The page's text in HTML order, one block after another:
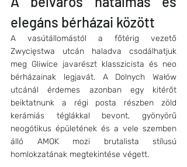
elegáns bérházai között
A vasútállomástól a főtérig vezető
Zwycięstwa utcán haladva csodálhatjuk
meg Gliwice javarészt klasszicista és neo
bérházainak legjavát. A Dolnych Wałów
utcánál érdemes azonban egy kitérőt
beiktatnunk a régi posta részben zöld
kerámiás téglákkal bevont, gyönyörű
neogótikus épületének és a vele szemben
álló AMOK mozi brutalista stílusú
homlokzatának megtekintése végett.